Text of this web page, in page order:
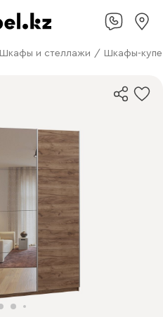
Шкафы и стеллажи / Шкафы-купе